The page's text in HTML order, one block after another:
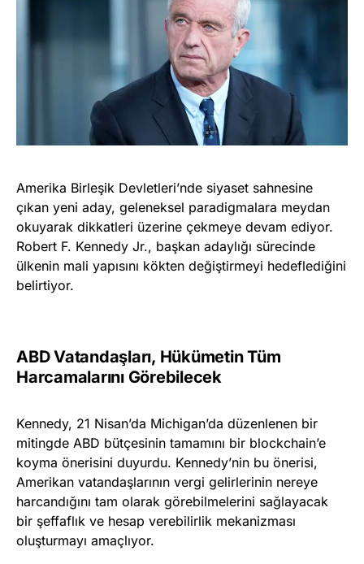
Amerika Birleşik Devletleri’nde siyaset sahnesine
çıkan yeni aday, geleneksel paradigmalara meydan
okuyarak dikkatleri üzerine çekmeye devam ediyor.
Robert F. Kennedy Jr., başkan adaylığı sürecinde
ülkenin mali yapısını kökten değiştirmeyi hedeflediğini
belirtiyor.
ABD Vatandaşları, Hükümetin Tüm
Harcamalarını Görebilecek
Kennedy, 21 Nisan’da Michigan’da düzenlenen bir
mitingde ABD bütçesinin tamamını bir blockchain’e
koyma önerisini duyurdu. Kennedy’nin bu önerisi,
Amerikan vatandaşlarının vergi gelirlerinin nereye
harcandığını tam olarak görebilmelerini sağlayacak
bir şeffaflık ve hesap verebilirlik mekanizması
oluşturmayı amaçlıyor.